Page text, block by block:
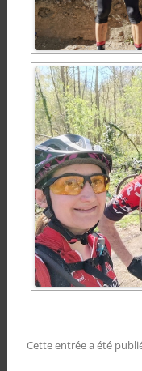
Cette entrée a été